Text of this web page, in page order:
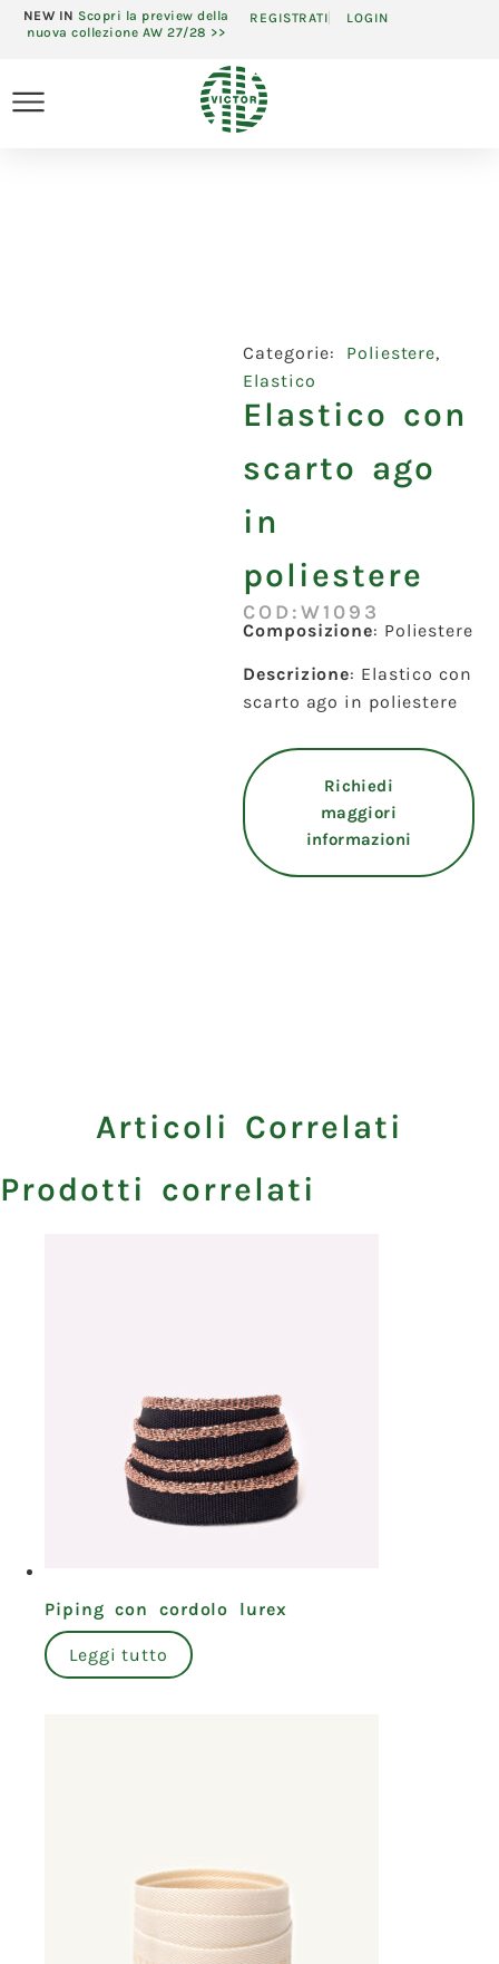
NEW IN Scopri la preview della
nuova collezione AW 27/28 >>
REGISTRATI LOGIN
Categorie: Poliestere,
Elastico
Elastico con
scarto ago
in
poliestere
COD:W1093
Composizione: Poliestere
Descrizione: Elastico con
scarto ago in poliestere
Richiedi
maggiori
informazioni
Articoli Correlati
Prodotti correlati
Piping con cordolo lurex
Leggi tutto